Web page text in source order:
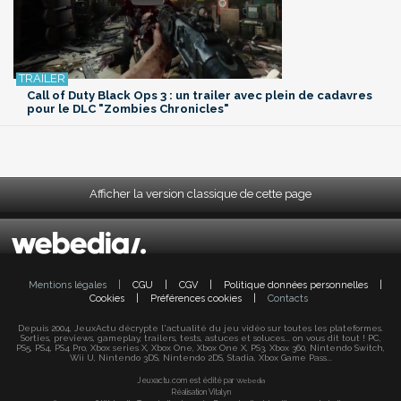
Call of Duty Black Ops 3 : un trailer avec plein de cadavres
pour le DLC "Zombies Chronicles"
Afficher la version classique de cette page
Mentions légales CGU CGV Politique données personnelles
Cookies
Préférences cookies Contacts
Depuis 2004, JeuxActu décrypte l'actualité du jeu vidéo sur toutes les plateformes.
Sorties, previews, gameplay, trailers, tests, astuces et soluces... on vous dit tout ! PC,
PS5, PS4, PS4 Pro, Xbox series X, Xbox One, Xbox One X, PS3, Xbox 360, Nintendo Switch,
Wii U, Nintendo 3DS, Nintendo 2DS, Stadia, Xbox Game Pass...
Jeuxactu.com est édité par Webedia
Réalisation Vitalyn